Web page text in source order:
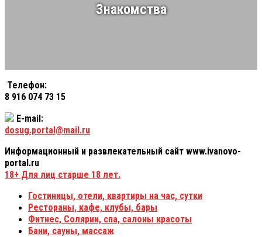
Знакомства
Телефон:
8 916 074 73 15
E-mail:
dosug.portal@mail.ru
Информационный и развлекательный сайт www.ivanovo-
portal.ru
18+ Для лиц старше 18 лет.
Гостиницы, отели, квартиры на час, сутки
Рестораны, кафе, клубы, бары
Фитнес, Солярии, спа, салоны красоты
Бани, сауны, массаж